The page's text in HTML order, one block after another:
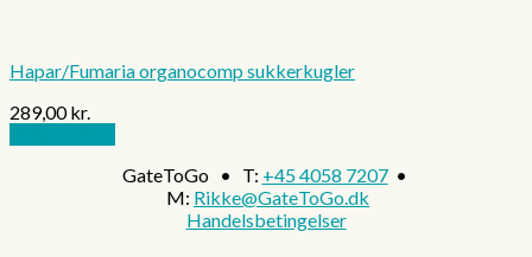
Hapar/Fumaria organocomp sukkerkugler
289,00kr.
GateToGo • T: +45 4058 7207•
M: Rikke@GateToGo.dk
Handelsbetingelser